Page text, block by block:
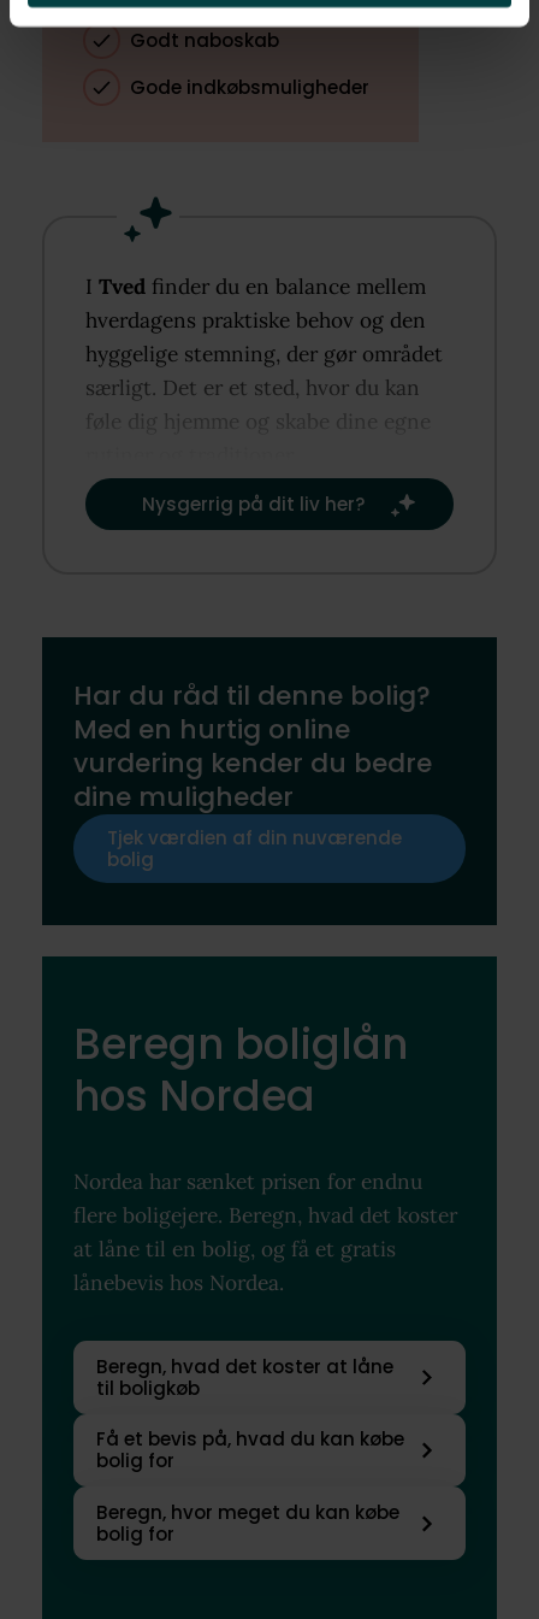
Godt naboskab
Gode indkøbsmuligheder
ITved finder du en balance mellem
hverdagens praktiske behov og den
hyggelige stemning, der gør området
særligt. Det er et sted, hvor du kan
føle dig hjemme og skabe dine egne
Nysgerrig på dit liv her?​
Har du råd til denne bolig?
Med en hurtig online
vurdering kender du bedre
dine muligheder
Tjek værdien af din nuværende
bolig
Beregn boliglån
hos Nordea
Nordea har sænket prisen for endnu
flere boligejere. Beregn, hvad det koster
at låne til en bolig, og få et gratis
lånebevis hos Nordea.
Beregn, hvad det koster at låne
til boligkøb
Få et bevis på, hvad du kan købe
bolig for
Beregn, hvor meget du kan købe
bolig for